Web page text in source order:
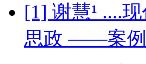
[1] 谢慧¹ ....
思政 ——案例